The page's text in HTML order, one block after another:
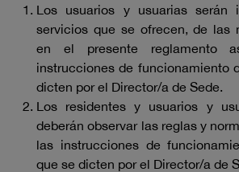
Los usuarios y usuarias serán
servicios que se ofrecen, de las
en el presente reglamento
instrucciones de funcionamiento
dicten por el Director/a de Sede.
Los residentes y usuarios y
deberán observar las reglas y
las instrucciones de
que se dicten por el Director/a de